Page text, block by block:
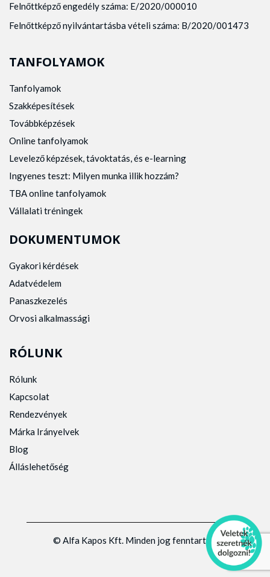
Felnőttképző engedély száma: E/2020/000010
Felnőttképző nyilvántartásba vételi száma: B/2020/001473
TANFOLYAMOK
Tanfolyamok
Szakképesítések
Továbbképzések
Online tanfolyamok
Levelező képzések, távoktatás, és e-learning
Ingyenes teszt: Milyen munka illik hozzám?
TBA online tanfolyamok
Vállalati tréningek
DOKUMENTUMOK
Gyakori kérdések
Adatvédelem
Panaszkezelés
Orvosi alkalmassági
RÓLUNK
Rólunk
Kapcsolat
Rendezvények
Márka Irányelvek
Blog
Álláslehetőség
© Alfa Kapos Kft. Minden jog fenntartva.